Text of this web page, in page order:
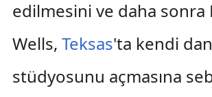
edilmesini ve daha sonra
Wells, Teksas'ta kendi
stüdyosunu açmasına